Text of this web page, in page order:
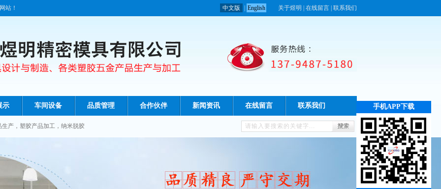
站！ 中文版 English 关于煜明 在线留言 联系我们
示 车间设备 品质管理 合作伙伴 新闻资讯 在线留言 联系我们
生产 ， 塑胶产品加工 ， 纳米脱胶
手机APP下载